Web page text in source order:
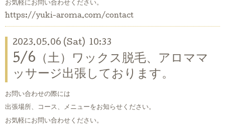
お気軽にお問い合わせください。
https://yuki-aroma.com/contact
2023.05.06 (Sat) 10:33
5/6（土）ワックス脱毛、アロママ
ッサージ出張しております。
お問い合わせの際には
出張場所、コース、メニューをお知らせください。
お気軽にお問い合わせください。